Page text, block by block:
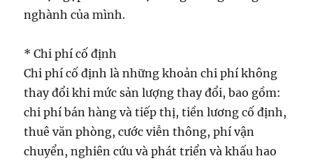
nghành của mình.
* Chi phí cố định
Chi phí cố định là những khoản chi phí không
thay đổi khi mức sản lượng thay đổi, bao gồm:
chi phí bán hàng và tiếp thị, tiền lương cố định,
thuê văn phòng, cước viễn thông, phí vận
chuyển, nghiên cứu và phát triển và khấu hao